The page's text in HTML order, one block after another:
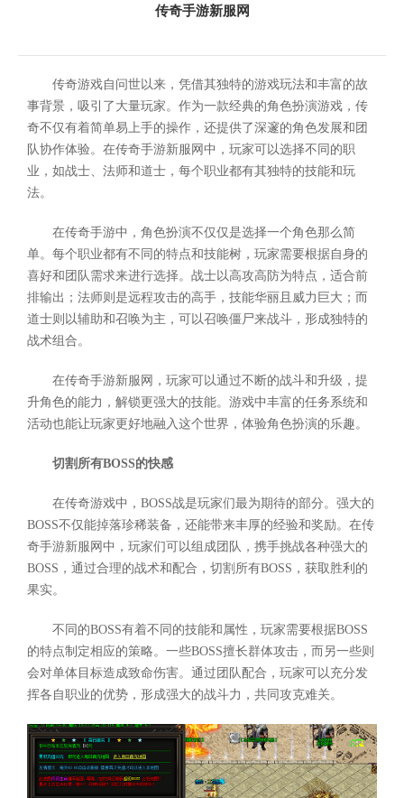
传奇手游新服网
传奇游戏自问世以来，凭借其独特的游戏玩法和丰富的故
事背景，吸引了大量玩家。作为一款经典的角色扮演游戏，传
奇不仅有着简单易上手的操作，还提供了深邃的角色发展和团
队协作体验。在传奇手游新服网中，玩家可以选择不同的职
业，如战士、法师和道士，每个职业都有其独特的技能和玩
法。
在传奇手游中，角色扮演不仅仅是选择一个角色那么简
单。每个职业都有不同的特点和技能树，玩家需要根据自身的
喜好和团队需求来进行选择。战士以高攻高防为特点，适合前
排输出；法师则是远程攻击的高手，技能华丽且威力巨大；而
道士则以辅助和召唤为主，可以召唤僵尸来战斗，形成独特的
战术组合。
在传奇手游新服网，玩家可以通过不断的战斗和升级，提
升角色的能力，解锁更强大的技能。游戏中丰富的任务系统和
活动也能让玩家更好地融入这个世界，体验角色扮演的乐趣。
切割所有BOSS的快感
在传奇游戏中，BOSS战是玩家们最为期待的部分。强大的
BOSS不仅能掉落珍稀装备，还能带来丰厚的经验和奖励。在传
奇手游新服网中，玩家们可以组成团队，携手挑战各种强大的
BOSS，通过合理的战术和配合，切割所有BOSS，获取胜利的
果实。
不同的BOSS有着不同的技能和属性，玩家需要根据BOSS
的特点制定相应的策略。一些BOSS擅长群体攻击，而另一些则
会对单体目标造成致命伤害。通过团队配合，玩家可以充分发
挥各自职业的优势，形成强大的战斗力，共同攻克难关。